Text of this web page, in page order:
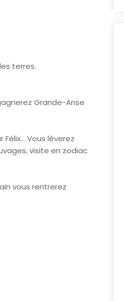
terres.
Grande-Anse
Félix… Vous lèverez
visite en zodiac
vous rentrerez